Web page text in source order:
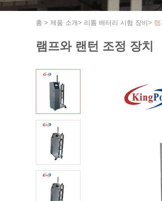
홈 > 제품 소개> 리튬 배터리 시험 장비>
램프와 랜턴 조정 장치